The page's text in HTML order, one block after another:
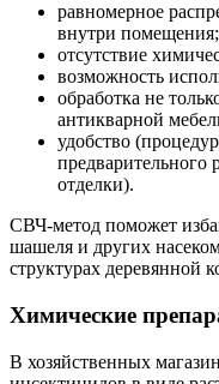
равномерное
внутри помещения;
отсутствие
возможность
обработка не
антикварной
удобство
отделки).
СВЧ-метод поможет
шашеля и других
структурах деревянной
Химические
В хозяйственных